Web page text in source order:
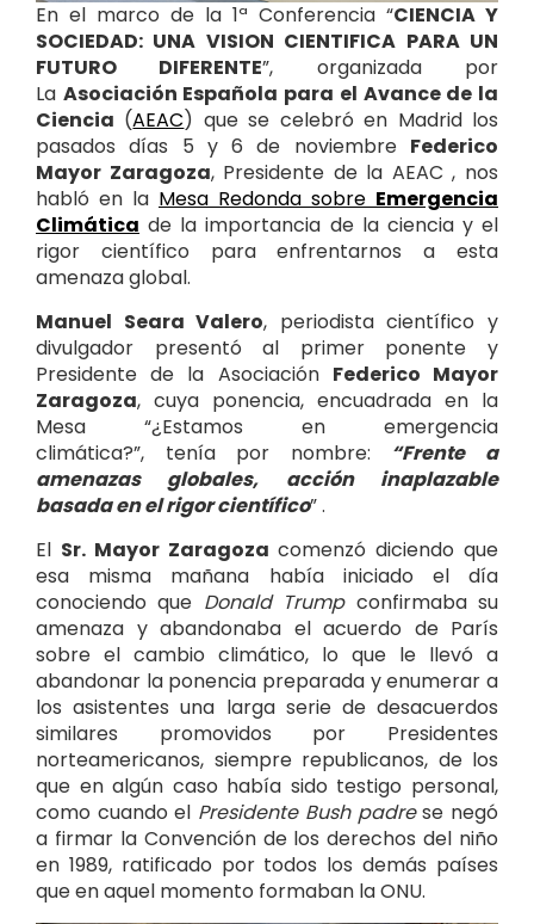
En el marco de la 1ª Conferencia “CIENCIA Y
SOCIEDAD: UNA VISION CIENTIFICA PARA UN
FUTURO DIFERENTE”, organizada por
La Asociación Española para el Avance de la
Ciencia (AEAC) que se celebró en Madrid los
pasados días 5 y 6 de noviembre Federico
Mayor Zaragoza, Presidente de la AEAC , nos
habló en la Mesa Redonda sobre Emergencia
Climática de la importancia de la ciencia y el
rigor científico para enfrentarnos a esta
amenaza global.
Manuel Seara Valero, periodista científico y
divulgador presentó al primer ponente y
Presidente de la Asociación Federico Mayor
Zaragoza, cuya ponencia, encuadrada en la
Mesa “¿Estamos en emergencia
climática?”, tenía por nombre: “Frente a
amenazas globales, acción inaplazable
basada en el rigor científico” .
El Sr. Mayor Zaragoza comenzó diciendo que
esa misma mañana había iniciado el día
conociendo que Donald Trumpconfirmaba su
amenaza y abandonaba el acuerdo de París
sobre el cambio climático, lo que le llevó a
abandonar la ponencia preparada y enumerar a
los asistentes una larga serie de desacuerdos
similares promovidos por Presidentes
norteamericanos, siempre republicanos, de los
que en algún caso había sido testigo personal,
como cuando el Presidente Bush padrese negó
a firmar la Convención de los derechos del niño
en 1989, ratificado por todos los demás países
que en aquel momento formaban la ONU.